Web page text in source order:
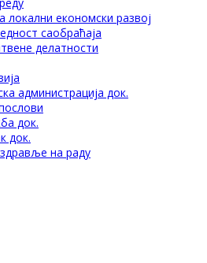
локални економски развој
саобраћаја
делатности
администрација док.
док.
док.
на раду